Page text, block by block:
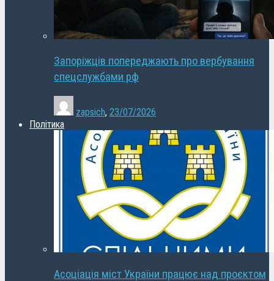
Запоріжців попереджають про вербування
спецслужбами рф
zapsich, 23/07/2026
Політика
Асоціація міст України працює над проєктом